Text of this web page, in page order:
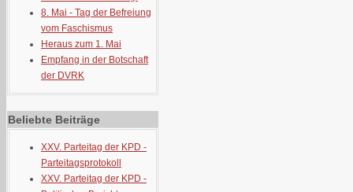
8. Mai - Tag der Befreiung
vom Faschismus
Heraus zum 1. Mai
Empfang in der Botschaft
der DVRK
Beliebte Beiträge
XXV. Parteitag der KPD -
Parteitagsprotokoll
XXV. Parteitag der KPD -